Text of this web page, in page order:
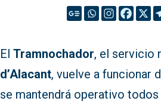
ElTramnochador, el servicio
d’Alacant, vuelve a funcionar
se mantendrá operativo